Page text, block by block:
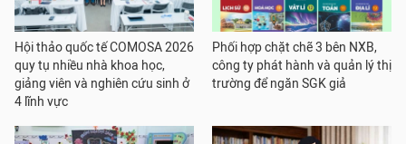
Hội thảo quốc tế COMOSA 2026
quy tụ nhiều nhà khoa học,
giảng viên và nghiên cứu sinh ở
4 lĩnh vực
Phối hợp chặt chẽ 3 bên NXB,
công ty phát hành và quản lý thị
trường để ngăn SGK giả